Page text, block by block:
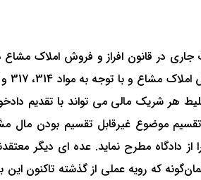
هر شریک مالی می تواند با تقدیم
موضوع غیرقابل تقسیم بودن مال
دادگاه مطرح نماید. عده ای دیگر
که رویه عملی از گذشته تاکنون